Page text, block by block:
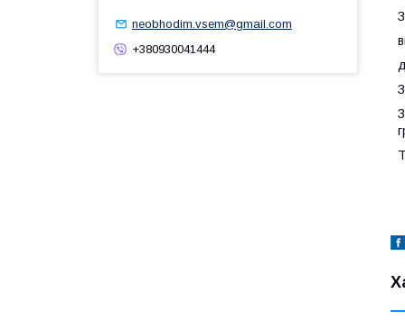
neobhodim.vsem@gmail.com
+380930041444